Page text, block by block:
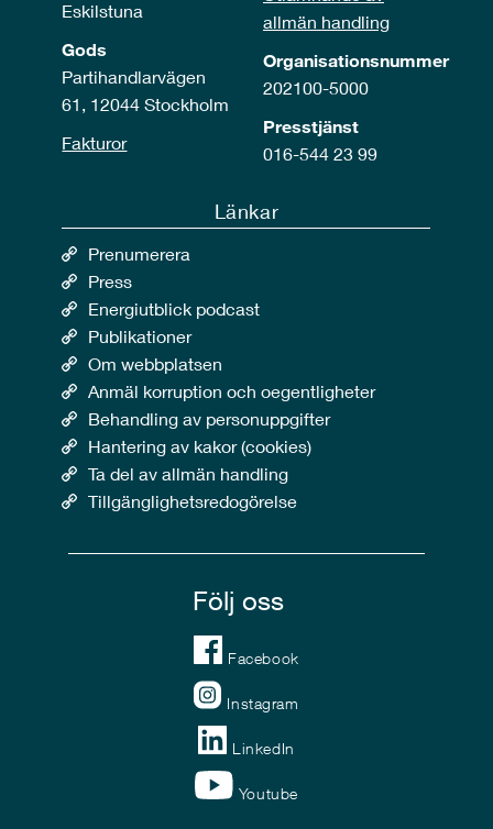
Eskilstuna
Gods
Partihandlarvägen
61, 12044 Stockholm
Fakturor
allmän handling
Organisationsnummer
202100-5000
Presstjänst
016-544 23 99
Länkar
Prenumerera
Press
Energiutblick podcast
Publikationer
Om webbplatsen
Anmäl korruption och oegentligheter
Behandling av personuppgifter
Hantering av kakor (cookies)
Ta del av allmän handling
Tillgänglighetsredogörelse
Följ oss
Facebook
Instagram
LinkedIn
Youtube